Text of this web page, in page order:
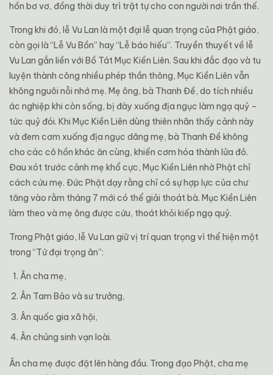
hồn bơ vơ, đồng thời duy trì trật tự cho con người nơi trần thế.
Trong khi đó, lễ Vu Lan là một đại lễ quan trọng của Phật giáo,
còn gọi là “Lễ Vu Bồn” hay “Lễ báo hiếu”. Truyền thuyết về lễ
Vu Lan gắn liền với Bồ Tát Mục Kiền Liên. Sau khi đắc đạo và tu
luyện thành công nhiều phép thần thông, Mục Kiền Liên vẫn
không nguôi nỗi nhớ mẹ. Mẹ ông, bà Thanh Đề, do tích nhiều
ác nghiệp khi còn sống, bị đày xuống địa ngục làm ngạ quỷ –
tức quỷ đói. Khi Mục Kiền Liên dùng thiên nhãn thấy cảnh này
và đem cơm xuống địa ngục dâng mẹ, bà Thanh Đề không
cho các cô hồn khác ăn cùng, khiến cơm hóa thành lửa đỏ.
Đau xót trước cảnh mẹ khổ cực, Mục Kiền Liên nhờ Phật chỉ
cách cứu mẹ. Đức Phật dạy rằng chỉ có sự hợp lực của chư
tăng vào rằm tháng 7 mới có thể giải thoát bà. Mục Kiền Liên
làm theo và mẹ ông được cứu, thoát khỏi kiếp ngạ quỷ.
Trong Phật giáo, lễ Vu Lan giữ vị trí quan trọng vì thể hiện một
trong “Tứ đại trọng ân”:
Ân cha mẹ,
Ân Tam Bảo và sư trưởng,
Ân quốc gia xã hội,
Ân chúng sinh vạn loài.
Ân cha mẹ được đặt lên hàng đầu. Trong đạo Phật, cha mẹ